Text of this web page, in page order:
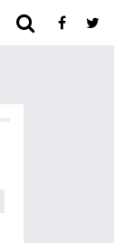
ARHIVA